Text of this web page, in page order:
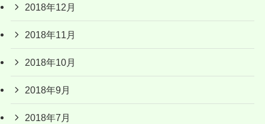
2018年12月
2018年11月
2018年10月
2018年9月
2018年7月